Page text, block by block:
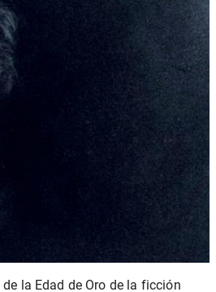
la Edad de Oro de la ficción